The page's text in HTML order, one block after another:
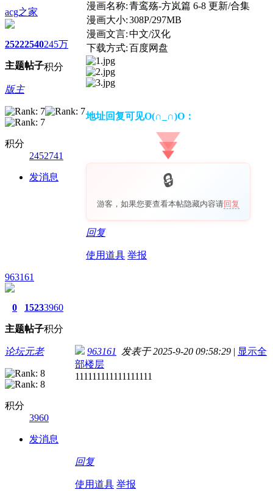
acg之家
2522
主题
2540
帖子
245万
积分
版主
积分
2452741
发消息
漫画名称:青鸾殇-方岚篇 6-8 更新/合集
漫画大小:308P/297MB
漫画文言:中文/汉化
下载方式:百度网盘
地址回复可见O(∩_∩)O：
游客，如果您要查看本帖隐藏内容请回复
回复
使用道具 举报
963161
0
主题
1523
帖子
3960
积分
论坛元老
积分
3960
发消息
963161 发表于 2025-9-20 09:58:29 | 显示全
部楼层
111111111111111111
回复
使用道具 举报